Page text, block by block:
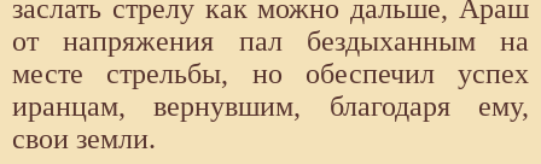
заслать стрелу как можно дальше, Араш
от напряжения пал бездыханным на
месте стрельбы, но обеспечил успех
иранцам, вернувшим, благодаря ему,
свои земли.